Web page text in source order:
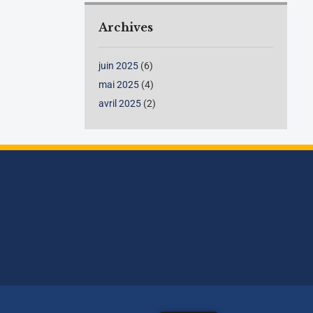
Archives
juin 2025 (6)
mai 2025 (4)
avril 2025 (2)